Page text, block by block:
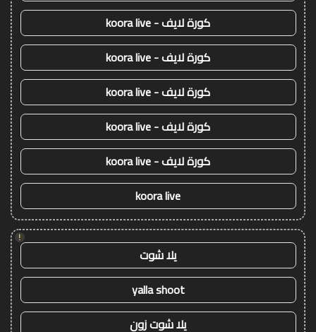
كورة لايف - koora live
كورة لايف - koora live
كورة لايف - koora live
كورة لايف - koora live
كورة لايف - koora live
koora live
!
يلا شوت
yalla shoot
يلا شوت زون